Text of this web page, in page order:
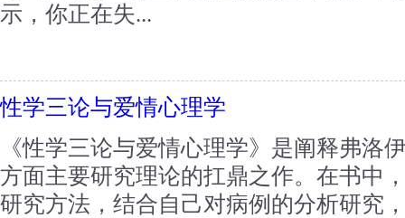
示，你正在失...
性学三论与爱情心理学
《性学三论与爱情心理学》是阐释弗洛
方面主要研究理论的扛鼎之作。在书中
研究方法，结合自己对病例的分析研究